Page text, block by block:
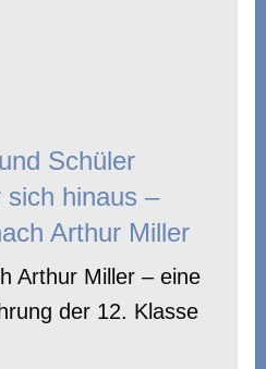
Schüler
sich hinaus –
Arthur Miller
Arthur Miller – eine
der 12. Klasse